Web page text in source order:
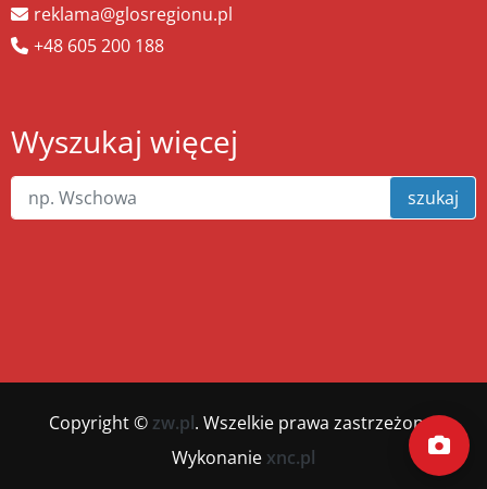
reklama@glosregionu.pl
+48 605 200 188
Wyszukaj więcej
szukaj
Copyright © zw.pl. Wszelkie prawa zastrzeżone.
Wykonanie xnc.pl